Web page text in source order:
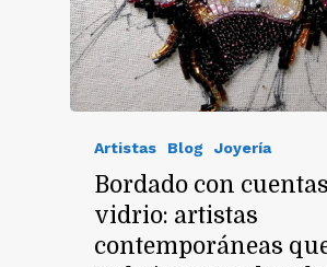
Artistas Blog Joyería
Bordado con
vidrio: artistas
contemporáneas